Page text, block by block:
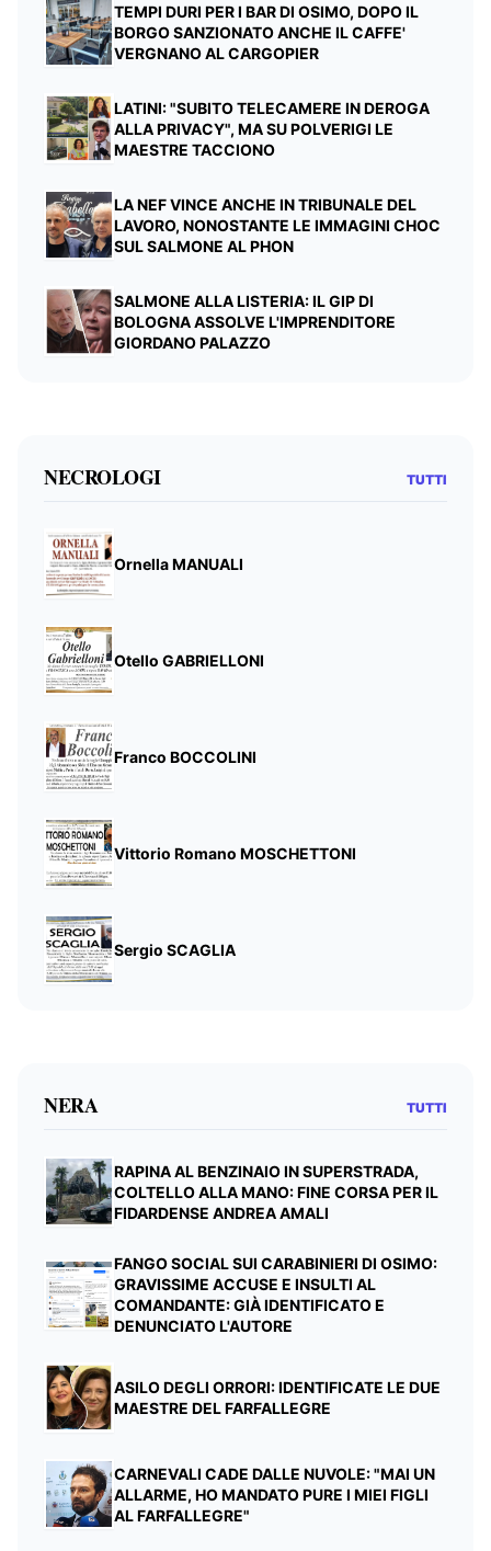
TEMPI DURI PER I BAR DI OSIMO, DOPO IL
BORGO SANZIONATO ANCHE IL CAFFE'
VERGNANO AL CARGOPIER
LATINI: "SUBITO TELECAMERE IN DEROGA
ALLA PRIVACY", MA SU POLVERIGI LE
MAESTRE TACCIONO
LA NEF VINCE ANCHE IN TRIBUNALE DEL
LAVORO, NONOSTANTE LE IMMAGINI CHOC
SUL SALMONE AL PHON
SALMONE ALLA LISTERIA: IL GIP DI
BOLOGNA ASSOLVE L'IMPRENDITORE
GIORDANO PALAZZO
NECROLOGI TUTTI
Ornella MANUALI
Otello GABRIELLONI
Franco BOCCOLINI
Vittorio Romano MOSCHETTONI
Sergio SCAGLIA
NERA TUTTI
RAPINA AL BENZINAIO IN SUPERSTRADA,
COLTELLO ALLA MANO: FINE CORSA PER IL
FIDARDENSE ANDREA AMALI
FANGO SOCIAL SUI CARABINIERI DI OSIMO:
GRAVISSIME ACCUSE E INSULTI AL
COMANDANTE: GIÀ IDENTIFICATO E
DENUNCIATO L'AUTORE
ASILO DEGLI ORRORI: IDENTIFICATE LE DUE
MAESTRE DEL FARFALLEGRE
CARNEVALI CADE DALLE NUVOLE: "MAI UN
ALLARME, HO MANDATO PURE I MIEI FIGLI
AL FARFALLEGRE"